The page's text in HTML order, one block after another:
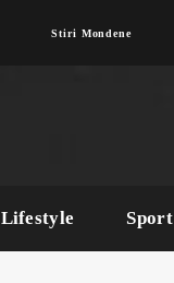
Stiri Mondene
Lifestyle Sport